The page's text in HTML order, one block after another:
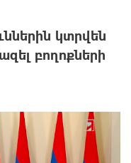
կտրվեն
բողոքների